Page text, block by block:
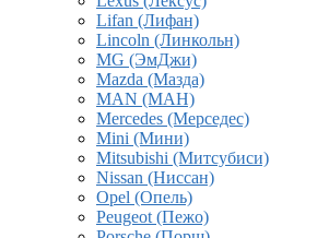
Lifan (Лифан)
Lincoln (Линкольн)
MG (ЭмДжи)
Mazda (Мазда)
MAN (МАН)
Mercedes (Мерседес)
Mini (Мини)
Mitsubishi (Митсубиси)
Nissan (Ниссан)
Opel (Опель)
Peugeot (Пежо)